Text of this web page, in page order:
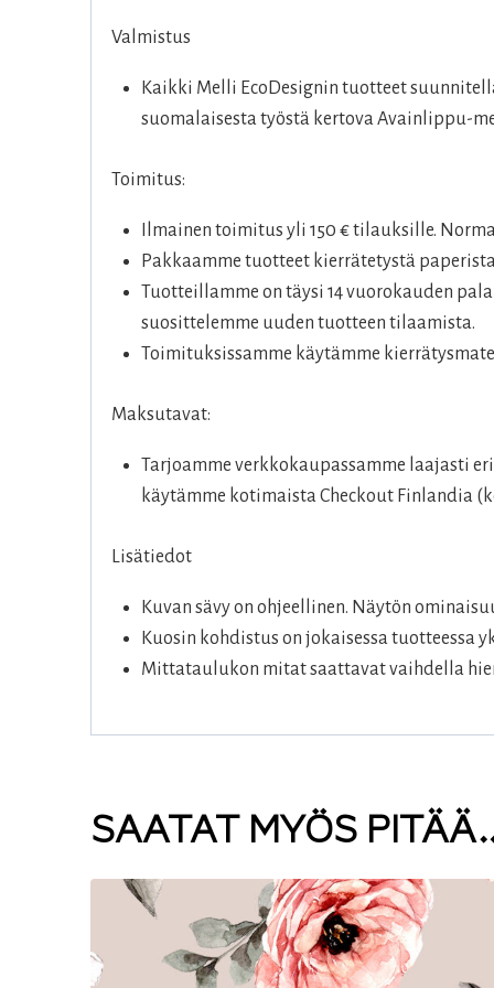
Valmistus
Kaikki Melli EcoDesignin tuotteet
suomalaisesta työstä kertova Avainlippu-
Toimitus:
Ilmainen toimitus yli 150 € tilauksille.
Pakkaamme tuotteet kierrätetystä
Tuotteillamme on täysi 14 vuorokauden
suosittelemme uuden tuotteen tilaamista.
Toimituksissamme käytämme
Maksutavat:
Tarjoamme verkkokaupassamme laajasti
käytämme kotimaista Checkout Finlandia
Lisätiedot
Kuvan sävy on ohjeellinen. Näytön
Kuosin kohdistus on jokaisessa tuotteessa
Mittataulukon mitat saattavat vaihdella
SAATAT MYÖS